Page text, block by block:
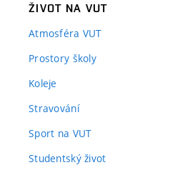
ŽIVOT NA VUT
Atmosféra VUT
Prostory školy
Koleje
Stravování
Sport na VUT
Studentský život